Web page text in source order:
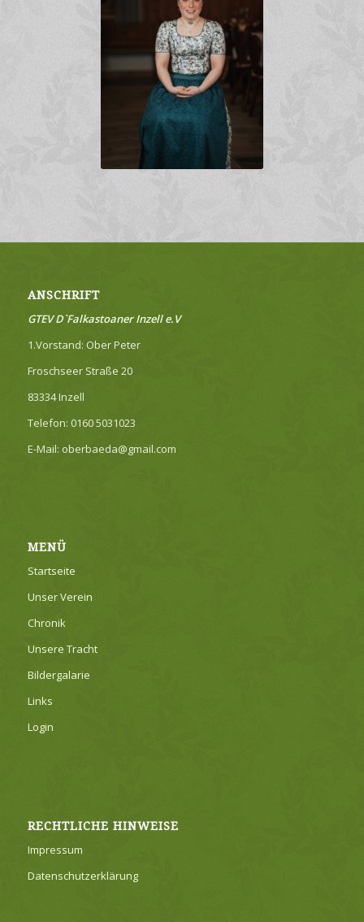
ANSCHRIFT
GTEV D`Falkastoaner Inzell e.V
1.Vorstand: Ober Peter
Froschseer Straße 20
83334 Inzell
Telefon: 0160 5031023
E-Mail: oberbaeda@gmail.com
MENÜ
Startseite
Unser Verein
Chronik
Unsere Tracht
Bildergalarie
Links
Login
RECHTLICHE HINWEISE
Impressum
Datenschutzerklärung